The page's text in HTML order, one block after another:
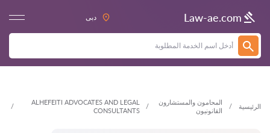
Law-ae.com دبى
الرئيسية
المحامون والمستشارون
القانونيون
ALHEFEITI ADVOCATES AND LEGAL
CONSULTANTS
العودة